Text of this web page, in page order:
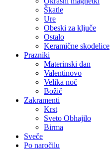
Škatle
Ure
Obeski za ključe
Ostalo
Keramične skodelice
Prazniki
Materinski dan
Valentinovo
Velika noč
Božič
Zakramenti
Krst
Sveto Obhajilo
Birma
Sveče
Po naročilu